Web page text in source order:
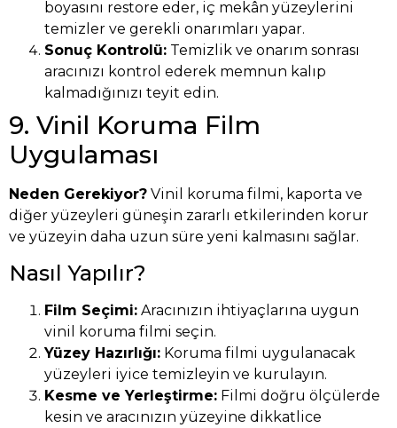
boyasını restore eder, iç mekân yüzeylerini
temizler ve gerekli onarımları yapar.
Sonuç Kontrolü: Temizlik ve onarım sonrası
aracınızı kontrol ederek memnun kalıp
kalmadığınızı teyit edin.
9. Vinil Koruma Film
Uygulaması
Neden Gerekiyor? Vinil koruma filmi, kaporta ve
diğer yüzeyleri güneşin zararlı etkilerinden korur
ve yüzeyin daha uzun süre yeni kalmasını sağlar.
Nasıl Yapılır?
Film Seçimi: Aracınızın ihtiyaçlarına uygun
vinil koruma filmi seçin.
Yüzey Hazırlığı: Koruma filmi uygulanacak
yüzeyleri iyice temizleyin ve kurulayın.
Kesme ve Yerleştirme: Filmi doğru ölçülerde
kesin ve aracınızın yüzeyine dikkatlice